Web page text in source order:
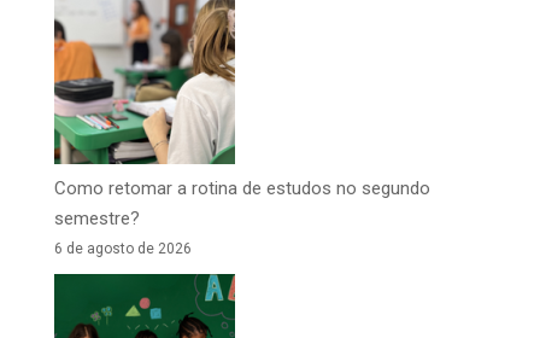
Como retomar a rotina de estudos no segundo
semestre?
6 de agosto de 2026